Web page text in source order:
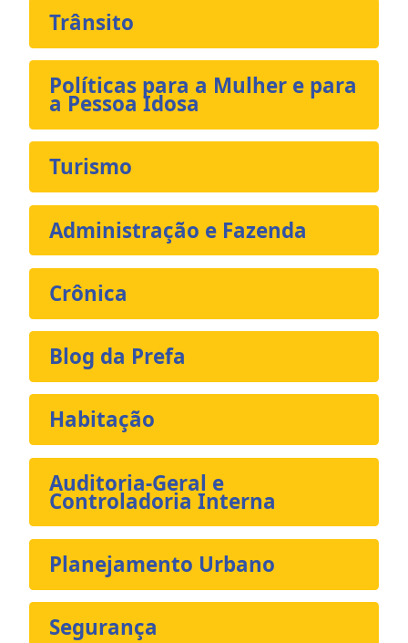
Trânsito
Políticas para a Mulher e para
a Pessoa Idosa
Turismo
Administração e Fazenda
Crônica
Blog da Prefa
Habitação
Auditoria-Geral e
Controladoria Interna
Planejamento Urbano
Segurança